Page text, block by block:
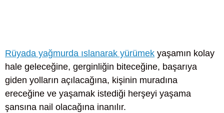
Rüyada yağmurda ıslanarak yürümek yaşamın kolay
hale geleceğine, gerginliğin biteceğine, başarıya
giden yolların açılacağına, kişinin muradına
ereceğine ve yaşamak istediği herşeyi yaşama
şansına nail olacağına inanılır.